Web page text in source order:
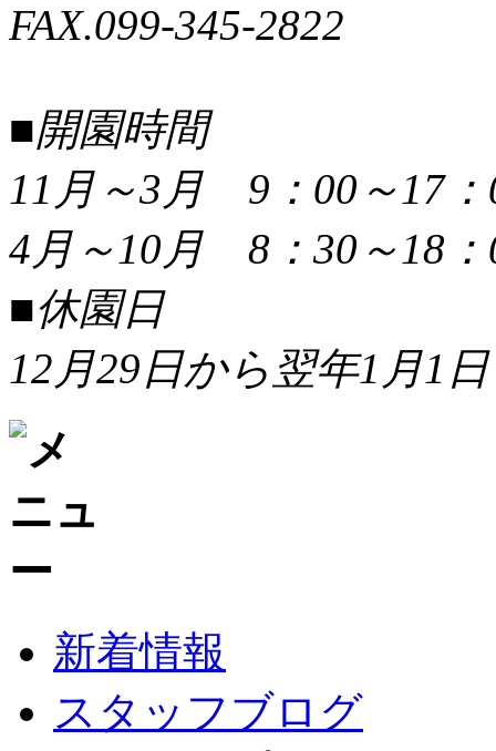
FAX.099-345-2822
■開園時間
11月～3月 9：00～17：
4月～10月 8：30～18：
■休園日
12月29日から翌年1月1日
新着情報
スタッフブログ